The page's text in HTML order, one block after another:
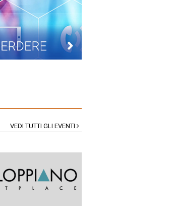
VEDI TUTTI GLI EVENTI